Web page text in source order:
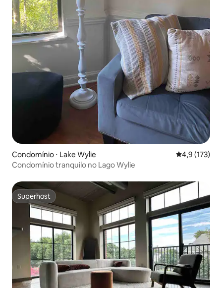
Condomínio ⋅ Lake Wylie 4,9 de uma
4,9 (173)
Condomínio tranquilo no Lago Wylie
Superhost
Superhost